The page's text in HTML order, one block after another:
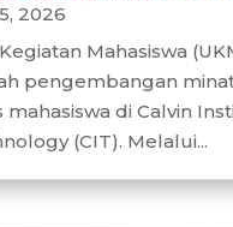
2026
Mahasiswa
pengembangan
mahasiswa di Calvin
(CIT). Melalui...